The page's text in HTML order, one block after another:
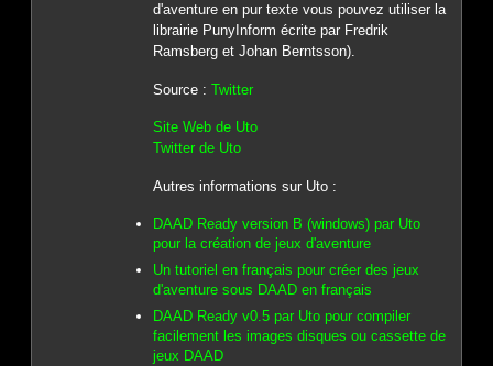
d'aventure en pur texte vous pouvez utiliser la
librairie PunyInform écrite par Fredrik
Ramsberg et Johan Berntsson).
Source : Twitter
Site Web de Uto
Twitter de Uto
Autres informations sur Uto :
DAAD Ready version B (windows) par Uto
pour la création de jeux d'aventure
Un tutoriel en français pour créer des jeux
d'aventure sous DAAD en français
DAAD Ready v0.5 par Uto pour compiler
facilement les images disques ou cassette de
jeux DAAD